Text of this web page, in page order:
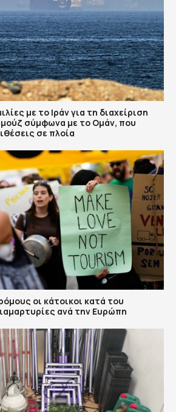
με το Ιράν για τη διαχείριση
σύμφωνα με το Ομάν, που
σε πλοία
οι κάτοικοι κατά του
ανά την Ευρώπη